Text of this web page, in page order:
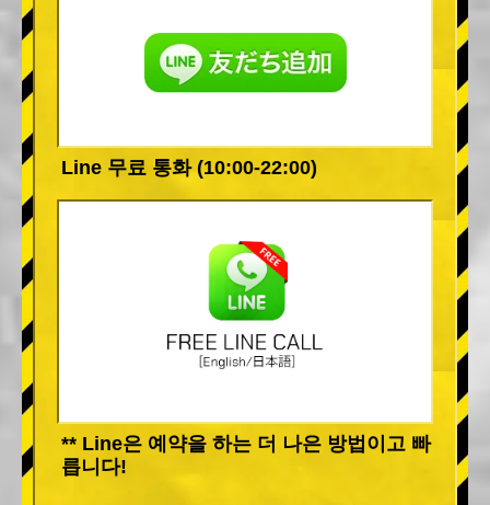
Line 무료 통화 (10:00-22:00)
** Line은 예약을 하는 더 나은 방법이고 빠
릅니다!